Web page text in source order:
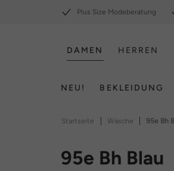
Plus Size Modeberatung
DAMEN HERREN
NEU! BEKLEIDUNG
Startseite | Wäsche | 95e Bh
95e Bh Blau